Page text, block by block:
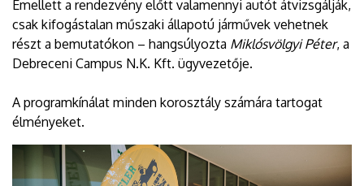
Emellett a rendezvény előtt valamennyi autót átvizsgálják,
csak kifogástalan műszaki állapotú járművek vehetnek
részt a bemutatókon – hangsúlyozta Miklósvölgyi Péter, a
Debreceni Campus N.K. Kft. ügyvezetője.
A programkínálat minden korosztály számára tartogat
élményeket.